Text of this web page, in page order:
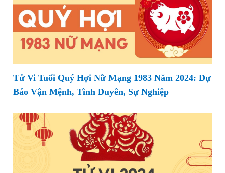
Tử Vi Tuổi Quý Hợi Nữ Mạng 1983 Năm 2024: Dự
Báo Vận Mệnh, Tình Duyên, Sự Nghiệp